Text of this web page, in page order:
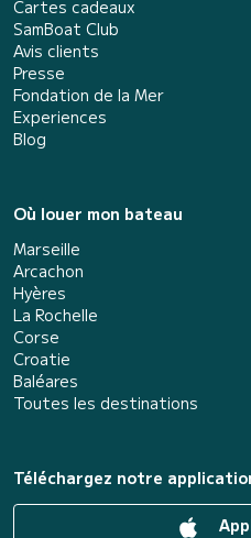
Cartes cadeaux
SamBoat Club
Avis clients
Presse
Fondation de la Mer
Experiences
Blog
Où louer mon bateau
Marseille
Arcachon
Hyères
La Rochelle
Corse
Croatie
Baléares
Toutes les destinations
Téléchargez notre